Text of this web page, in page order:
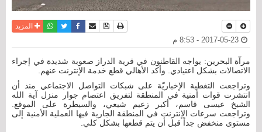
نسخة للطباعة
حفظ الموضوع
أرسل الى صديق
فيسبوكتويترواتسابالمزيد
مرآة البحرين: يواجه القاطنون في قرية الدراز صعوبة شديدة في إجراء
الاتصالات بشكل اعتيادي. وأكد الأهالي قطع خدمة الإنترنت عنهم.
وتراجعت التغطية الإخباريّة على شبكات التواصل الاجتماعي منذ أن
انتشرت قوات أمنية في المنطقة لتفريق اعتصام جوار منزل آية الله
الشيخ عيسى قاسم، أكبر زعيم شيعي، والسيطرة على الموقع.
وتراجعت سرعات الإنترنت في المنطقة الجارية فيها العملية الأمنية إلى
مستوى منخفض جداً قبل أن يتم قطعها بشكل كلي.